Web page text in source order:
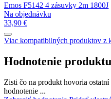
Emos F5142 4 zásuvky 2m 1800J
Na objednávku
33,90 €
Viac kompatibilných produktov z
Hodnotenie produktu
Zisti čo na produkt hovoria
hodnotenie ...